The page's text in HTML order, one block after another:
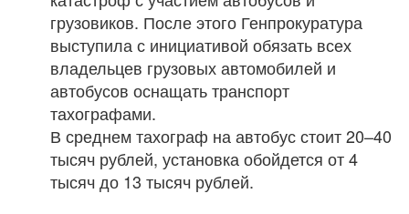
грузовиков. После этого Генпрокуратура
выступила с инициативой обязать всех
владельцев грузовых автомобилей и
автобусов оснащать транспорт
тахографами.
В среднем тахограф на автобус стоит 20–40
тысяч рублей, установка обойдется от 4
тысяч до 13 тысяч рублей.